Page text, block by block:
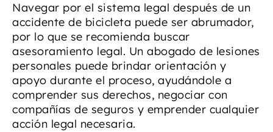
Navegar por el sistema legal después de un
accidente de bicicleta puede ser abrumador,
por lo que se recomienda buscar
asesoramiento legal. Un abogado de lesiones
personales puede brindar orientación y
apoyo durante el proceso, ayudándole a
comprender sus derechos, negociar con
compañías de seguros y emprender cualquier
acción legal necesaria.